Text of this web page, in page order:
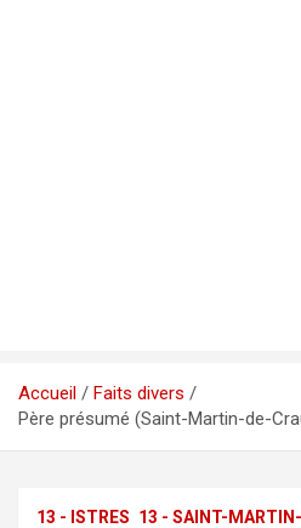
Accueil
Faits divers
Père présumé (Saint-Martin-de-
13 - ISTRES 13 - SAINT-